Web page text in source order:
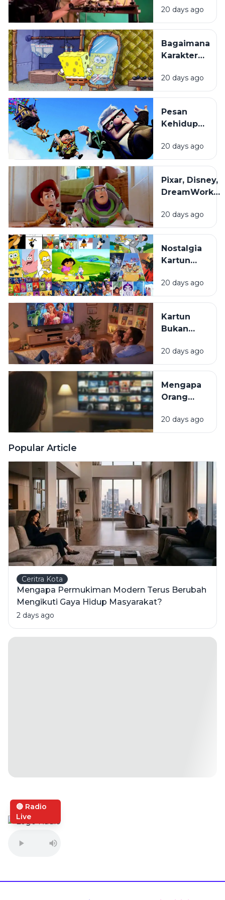
Lebar:
Bagaimana
Animasi
Diproduksi?
20 days ago
Bagaimana
Karakter
Dibuat
hingga
Mudah
Diingat?
20 days ago
Pesan
Kehidupan
Film
Animasi
Sering
Terlewat
20 days ago
Pixar, Disney,
DreamWorks,
Ghibli: Apa
yang
Gaya Animasi
Mereka
20 days ago
Nostalgia
Kartun
Kecil:
Kenapa
Terasa
Hangat
Ditonton
Kembali?
20 days ago
Kartun
Bukan
untuk
Anak:
Film
Animasi
oleh
20 days ago
Mengapa
Orang
Masih
Senang
Animasi?
20 days ago
Popular Article
Ceritra Kota
Mengapa Permukiman Modern Terus Berubah
Mengikuti Gaya Hidup Masyarakat?
2 days ago
🔴 Radio
Live